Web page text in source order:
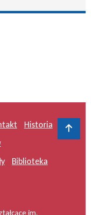
Historia
Biblioteka
im.
Do